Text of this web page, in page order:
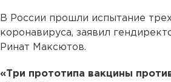
В России прошли испытание
коронавируса, заявил
Ринат Максютов.
«Три прототипа вакцины